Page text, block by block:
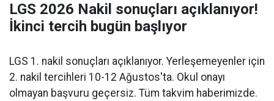
LGS 2026 Nakil sonuçları açıklanıyor!
İkinci tercih bugün başlıyor
LGS 1. nakil sonuçları açıklanıyor. Yerleşemeyenler için
2. nakil tercihleri 10-12 Ağustos'ta. Okul onayı
olmayan başvuru geçersiz. Tüm takvim haberimizde.